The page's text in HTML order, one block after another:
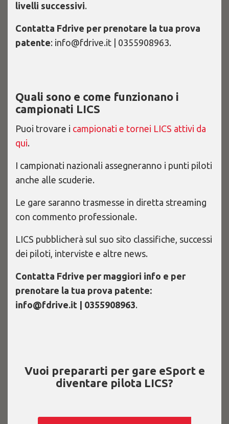
livelli successivi.
Contatta Fdrive per prenotare la tua prova
patente: info@fdrive.it | 0355908963.
Quali sono e come funzionano i
campionati LICS
Puoi trovare i campionati e tornei LICS attivi da
qui.
I campionati nazionali assegneranno i punti piloti
anche alle scuderie.
Le gare saranno trasmesse in diretta streaming
con commento professionale.
LICS pubblicherà sul suo sito classifiche, successi
dei piloti, interviste e altre news.
Contatta Fdrive per maggiori info e per
prenotare la tua prova patente:
info@fdrive.it | 0355908963.
Vuoi prepararti per gare eSport e
diventare pilota LICS?